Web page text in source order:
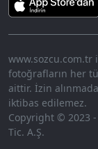
www.sozcu.com.tr
fotoğrafların her
aittir. İzin
iktibas edilemez.
Copyright © 2023 -
Tic. A.Ş.